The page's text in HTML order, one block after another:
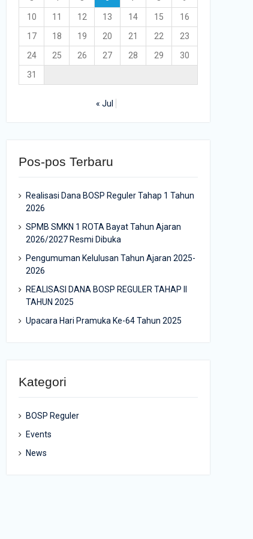
10
11 12 13 14 15
16
17
18 19 20 21 22
23
24
25 26 27 28 29
30
31
« Jul
Pos-pos Terbaru
Realisasi Dana BOSP Reguler Tahap 1 Tahun
2026
SPMB SMKN 1 ROTA Bayat Tahun Ajaran
2026/2027 Resmi Dibuka
Pengumuman Kelulusan Tahun Ajaran 2025-
2026
REALISASI DANA BOSP REGULER TAHAP II
TAHUN 2025
Upacara Hari Pramuka Ke-64 Tahun 2025
Kategori
BOSP Reguler
Events
News